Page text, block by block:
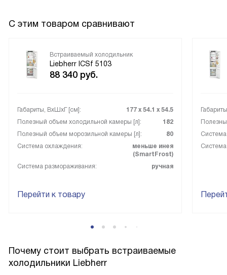
С этим товаром сравнивают
Встраиваемый холодильник
Liebherr ICSf 5103
88 340 руб.
Габариты, ВxШxГ [см]:
177 х 54.1 х 54.5
Полезный объем холодильной камеры [л]:
182
Полезный объем морозильной камеры [л]:
80
Система охлаждения:
меньше инея
(SmartFrost)
Система размораживания:
ручная
Перейти к товару
Почему стоит выбрать встраиваемые
холодильники Liebherr